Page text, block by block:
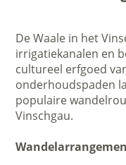
De Waale in het
irrigatiekanalen en
cultureel erfgoed
onderhoudspaden
populaire
Vinschgau.